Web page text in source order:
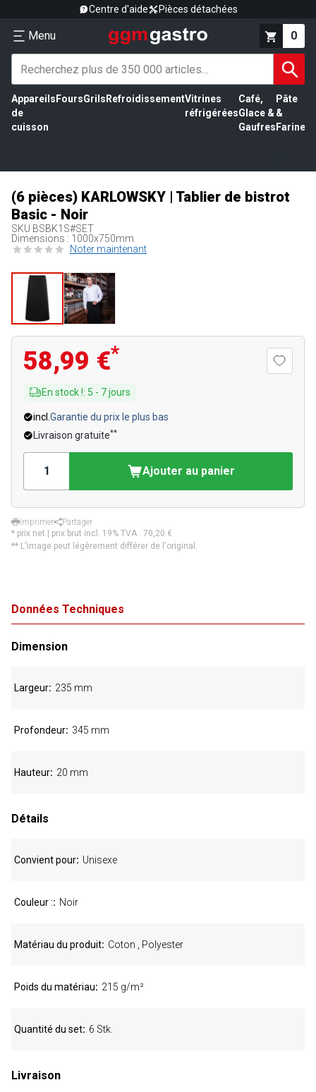
Centre d'aide Pièces détachées
Menu 0
Appareils
de
cuisson
FoursGrils RefroidissementVitrines
réfrigérées
Café,
Glace &
Gaufres
Pâte
&
Farine
(6 pièces) KARLOWSKY | Tablier de bistrot
Basic - Noir
SKU BSBK1S#SET
Dimensions : 1000x750mm
Noter maintenant
58,99 €*
En stock !: 5 - 7jours
incl. Garantie du prix le plus bas
Livraison gratuite**
Ajouter au panier
Imprimer
Partager
* prix net | prix brut incl. 19% TVA : 70,20 €
** L'image peut légèrement différer de l'original.
Données Techniques
Dimension
Largeur 235 mm
Profondeur 345 mm
Hauteur 20 mm
Détails
Convient pour Unisexe
Couleur : Noir
Matériau du produit Coton , Polyester
Poids du matériau 215 g/m²
Quantité du set 6 Stk.
Livraison